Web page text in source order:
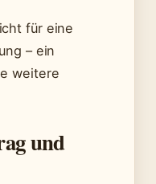
für eine
– ein
weitere
und